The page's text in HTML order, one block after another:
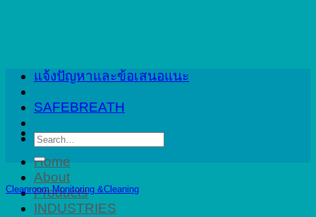
Home
About
Products
INDUSTRIES
แจ้งปัญหาและข้อเสนอแนะ
SAFEBREATH
Search
Cleanroom Monitoring &Cleaning